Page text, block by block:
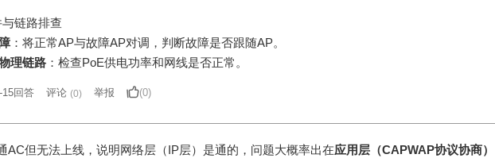
链路排查
：将正常AP与故障AP对调，判断故障是否跟随AP。
理链路 ：检查PoE供电功率和网线是否正常。
15回答 评论 (0) 举报 (0)
AC但无法上线，说明网络层（IP层）是通的，问题大概率出在应用层（CAPWAP协议协商）